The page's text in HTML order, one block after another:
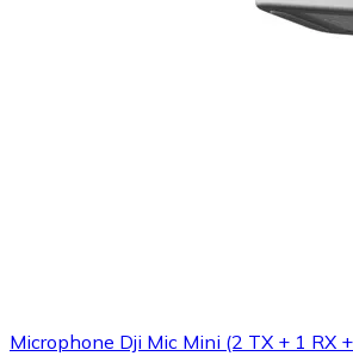
Microphone Dji Mic Mini (2 TX + 1 RX